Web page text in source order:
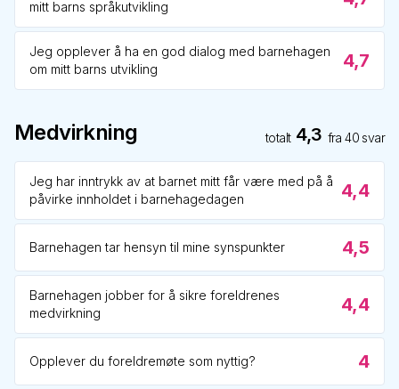
mitt barns språkutvikling
Jeg opplever å ha en god dialog med barnehagen
om mitt barns utvikling
4,7
Medvirkning totalt 4,3 fra40 svar
Jeg har inntrykk av at barnet mitt får være med på å
påvirke innholdet i barnehagedagen
4,4
Barnehagen tar hensyn til mine synspunkter 4,5
Barnehagen jobber for å sikre foreldrenes
medvirkning
4,4
Opplever du foreldremøte som nyttig? 4